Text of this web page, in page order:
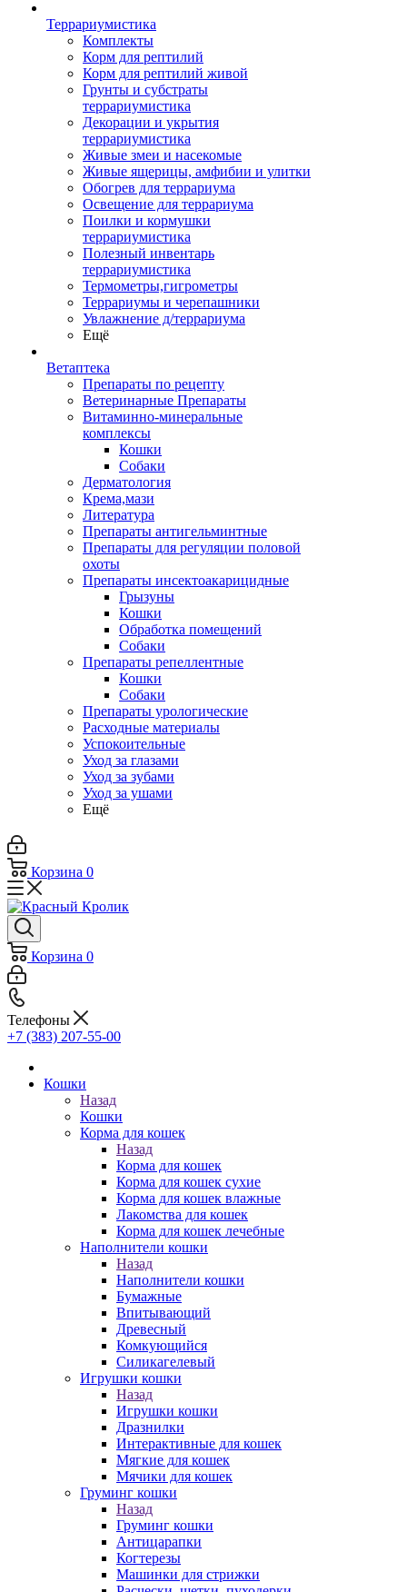
Террариумистика
Комплекты
Корм для рептилий
Корм для рептилий живой
Грунты и субстраты
террариумистика
Декорации и укрытия
террариумистика
Живые змеи и насекомые
Живые ящерицы, амфибии и улитки
Обогрев для террариума
Освещение для террариума
Поилки и кормушки
террариумистика
Полезный инвентарь
террариумистика
Термометры,гигрометры
Террариумы и черепашники
Увлажнение д/террариума
Ещё
Ветаптека
Препараты по рецепту
Ветеринарные Препараты
Витаминно-минеральные
комплексы
Кошки
Собаки
Дерматология
Крема,мази
Литература
Препараты антигельминтные
Препараты для регуляции половой
охоты
Препараты инсектоакарицидные
Грызуны
Кошки
Обработка помещений
Собаки
Препараты репеллентные
Кошки
Собаки
Препараты урологические
Расходные материалы
Успокоительные
Уход за глазами
Уход за зубами
Уход за ушами
Ещё
Корзина 0
Корзина 0
Телефоны
+7 (383) 207-55-00
Кошки
Назад
Кошки
Корма для кошек
Назад
Корма для кошек
Корма для кошек сухие
Корма для кошек влажные
Лакомства для кошек
Корма для кошек лечебные
Наполнители кошки
Назад
Наполнители кошки
Бумажные
Впитывающий
Древесный
Комкующийся
Силикагелевый
Игрушки кошки
Назад
Игрушки кошки
Дразнилки
Интерактивные для кошек
Мягкие для кошек
Мячики для кошек
Груминг кошки
Назад
Груминг кошки
Антицарапки
Когтерезы
Машинки для стрижки